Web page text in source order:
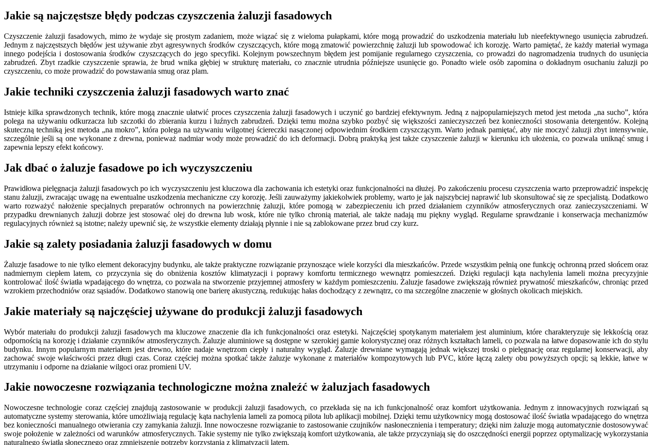
Jakie są najczęstsze błędy podczas czyszczenia żaluzji fasadowych
Czyszczenie żaluzji fasadowych, mimo że wydaje się prostym zadaniem, może wiązać się z wieloma pułapkami, które mogą prowadzić do uszkodzenia materiału lub nieefektywnego usunięcia zabrudzeń.
Jednym z najczęstszych błędów jest używanie zbyt agresywnych środków czyszczących, które mogą zmatowić powierzchnię żaluzji lub spowodować ich korozję. Warto pamiętać, że każdy materiał wymaga
innego podejścia i dostosowania środków czyszczących do jego specyfiki. Kolejnym powszechnym błędem jest pomijanie regularnego czyszczenia, co prowadzi do nagromadzenia trudnych do usunięcia
zabrudzeń. Zbyt rzadkie czyszczenie sprawia, że brud wnika głębiej w strukturę materiału, co znacznie utrudnia późniejsze usunięcie go. Ponadto wiele osób zapomina o dokładnym osuchaniu żaluzji po
czyszczeniu, co może prowadzić do powstawania smug oraz plam.
Jakie techniki czyszczenia żaluzji fasadowych warto znać
Istnieje kilka sprawdzonych technik, które mogą znacznie ułatwić proces czyszczenia żaluzji fasadowych i uczynić go bardziej efektywnym. Jedną z najpopularniejszych metod jest metoda „na sucho”, która
polega na używaniu odkurzacza lub szczotki do zbierania kurzu i luźnych zabrudzeń. Dzięki temu można szybko pozbyć się większości zanieczyszczeń bez konieczności stosowania detergentów. Kolejną
skuteczną techniką jest metoda „na mokro”, która polega na używaniu wilgotnej ściereczki nasączonej odpowiednim środkiem czyszczącym. Warto jednak pamiętać, aby nie moczyć żaluzji zbyt intensywnie,
szczególnie jeśli są one wykonane z drewna, ponieważ nadmiar wody może prowadzić do ich deformacji. Dobrą praktyką jest także czyszczenie żaluzji w kierunku ich ułożenia, co pozwala uniknąć smug i
zapewnia lepszy efekt końcowy.
Jak dbać o żaluzje fasadowe po ich wyczyszczeniu
Prawidłowa pielęgnacja żaluzji fasadowych po ich wyczyszczeniu jest kluczowa dla zachowania ich estetyki oraz funkcjonalności na dłużej. Po zakończeniu procesu czyszczenia warto przeprowadzić inspekcję
stanu żaluzji, zwracając uwagę na ewentualne uszkodzenia mechaniczne czy korozję. Jeśli zauważymy jakiekolwiek problemy, warto je jak najszybciej naprawić lub skonsultować się ze specjalistą. Dodatkowo
warto rozważyć nałożenie specjalnych preparatów ochronnych na powierzchnię żaluzji, które pomogą w zabezpieczeniu ich przed działaniem czynników atmosferycznych oraz zanieczyszczeniami. W
przypadku drewnianych żaluzji dobrze jest stosować olej do drewna lub wosk, które nie tylko chronią materiał, ale także nadają mu piękny wygląd. Regularne sprawdzanie i konserwacja mechanizmów
regulacyjnych również są istotne; należy upewnić się, że wszystkie elementy działają płynnie i nie są zablokowane przez brud czy kurz.
Jakie są zalety posiadania żaluzji fasadowych w domu
Żaluzje fasadowe to nie tylko element dekoracyjny budynku, ale także praktyczne rozwiązanie przynoszące wiele korzyści dla mieszkańców. Przede wszystkim pełnią one funkcję ochronną przed słońcem oraz
nadmiernym ciepłem latem, co przyczynia się do obniżenia kosztów klimatyzacji i poprawy komfortu termicznego wewnątrz pomieszczeń. Dzięki regulacji kąta nachylenia lameli można precyzyjnie
kontrolować ilość światła wpadającego do wnętrza, co pozwala na stworzenie przyjemnej atmosfery w każdym pomieszczeniu. Żaluzje fasadowe zwiększają również prywatność mieszkańców, chroniąc przed
wzrokiem przechodniów oraz sąsiadów. Dodatkowo stanowią one barierę akustyczną, redukując hałas dochodzący z zewnątrz, co ma szczególne znaczenie w głośnych okolicach miejskich.
Jakie materiały są najczęściej używane do produkcji żaluzji fasadowych
Wybór materiału do produkcji żaluzji fasadowych ma kluczowe znaczenie dla ich funkcjonalności oraz estetyki. Najczęściej spotykanym materiałem jest aluminium, które charakteryzuje się lekkością oraz
odpornością na korozję i działanie czynników atmosferycznych. Żaluzje aluminiowe są dostępne w szerokiej gamie kolorystycznej oraz różnych kształtach lameli, co pozwala na łatwe dopasowanie ich do stylu
budynku. Innym popularnym materiałem jest drewno, które nadaje wnętrzom ciepły i naturalny wygląd. Żaluzje drewniane wymagają jednak większej troski o pielęgnację oraz regularnej konserwacji, aby
zachować swoje właściwości przez długi czas. Coraz częściej można spotkać także żaluzje wykonane z materiałów kompozytowych lub PVC, które łączą zalety obu powyższych opcji; są lekkie, łatwe w
utrzymaniu i odporne na działanie wilgoci oraz promieni UV.
Jakie nowoczesne rozwiązania technologiczne można znaleźć w żaluzjach fasadowych
Nowoczesne technologie coraz częściej znajdują zastosowanie w produkcji żaluzji fasadowych, co przekłada się na ich funkcjonalność oraz komfort użytkowania. Jednym z innowacyjnych rozwiązań są
automatyczne systemy sterowania, które umożliwiają regulację kąta nachylenia lameli za pomocą pilota lub aplikacji mobilnej. Dzięki temu użytkownicy mogą dostosować ilość światła wpadającego do wnętrza
bez konieczności manualnego otwierania czy zamykania żaluzji. Inne nowoczesne rozwiązanie to zastosowanie czujników nasłonecznienia i temperatury; dzięki nim żaluzje mogą automatycznie dostosowywać
swoje położenie w zależności od warunków atmosferycznych. Takie systemy nie tylko zwiększają komfort użytkowania, ale także przyczyniają się do oszczędności energii poprzez optymalizację wykorzystania
naturalnego światła słonecznego oraz zmniejszenie potrzeby korzystania z klimatyzacji latem.